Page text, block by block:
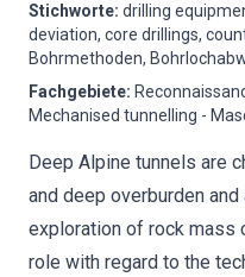
Stichworte: drilling
deviation, core drillings,
Bohrmethoden,
Fachgebiete:
Mechanised tunnelling -
Deep Alpine tunnels are
and deep overburden
exploration of rock mass
role with regard to the